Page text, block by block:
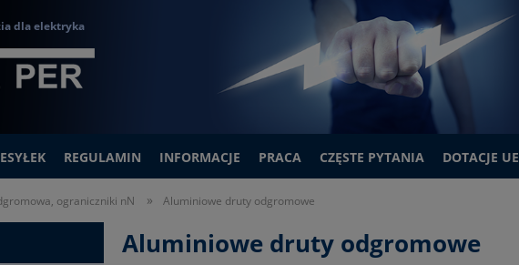
dla elektryka
REGULAMIN INFORMACJE PRACA CZĘSTE PYTANIA DOTACJE UE
ograniczniki nN » Aluminiowe druty odgromowe
Aluminiowe druty odgromowe